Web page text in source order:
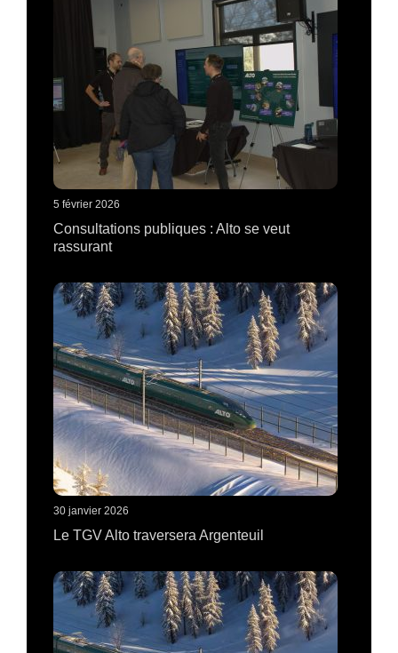
5 février 2026
Consultations publiques : Alto se veut
rassurant
30 janvier 2026
Le TGV Alto traversera Argenteuil